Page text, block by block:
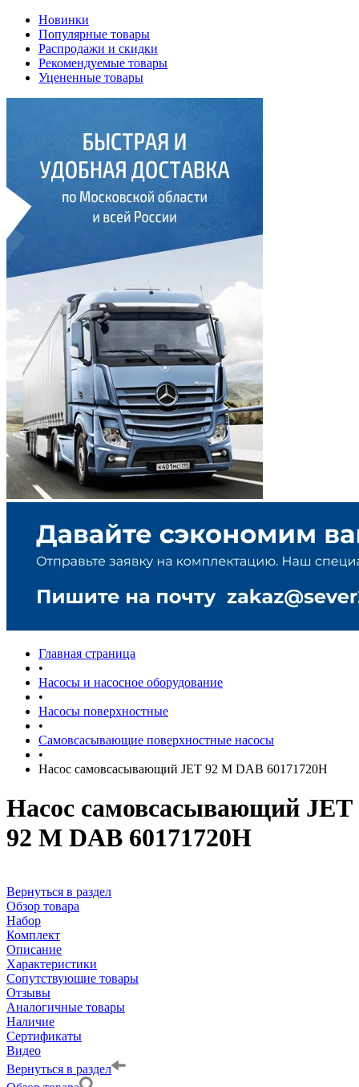
Новинки
Популярные товары
Распродажи и скидки
Рекомендуемые товары
Уцененные товары
Главная страница
•
Насосы и насосное оборудование
•
Насосы поверхностные
•
Самовсасывающие поверхностные насосы
•
Насос самовсасывающий JET 92 M DAB 60171720H
Насос самовсасывающий JET
92 M DAB 60171720H
Вернуться в раздел
Обзор товара
Набор
Комплект
Описание
Характеристики
Сопутствующие товары
Отзывы
Аналогичные товары
Наличие
Сертификаты
Видео
Вернуться в раздел